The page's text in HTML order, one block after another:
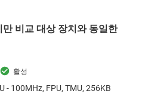
비교 대상 장치와 동일한
- 100MHz, FPU, TMU, 256KB